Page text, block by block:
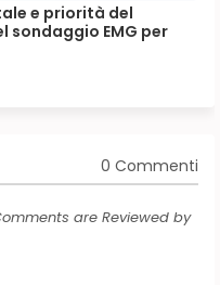
e priorità del
sondaggio EMG per
0 Commenti
are Reviewed by